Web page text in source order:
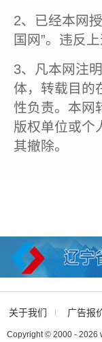
2、已经本网
国网”。违反
3、凡本网注
体，转载目的
性负责。本网
版权单位或个
其撤除。
关于我们 广告报
Copyright © 2000 - 2026